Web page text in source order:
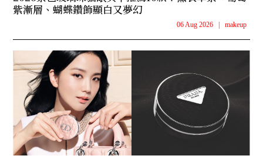
紫漸層、蝴蝶鑽飾顯白又夢幻
06 Aug 2026 makeup